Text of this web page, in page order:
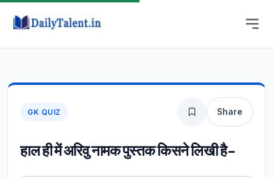
GK QUIZ Share
हाल ही में अरिवु नामक पुस्तक किसने लिखी है-